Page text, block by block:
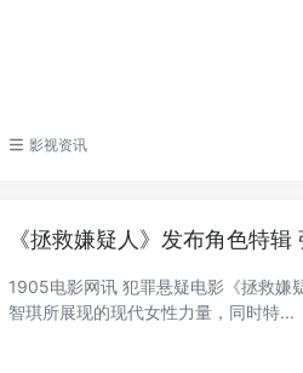
影视资讯
《拯救嫌疑人》发布角色特
1905电影网讯 犯罪悬疑电影《拯救嫌
智琪所展现的现代女性力量，同时特...